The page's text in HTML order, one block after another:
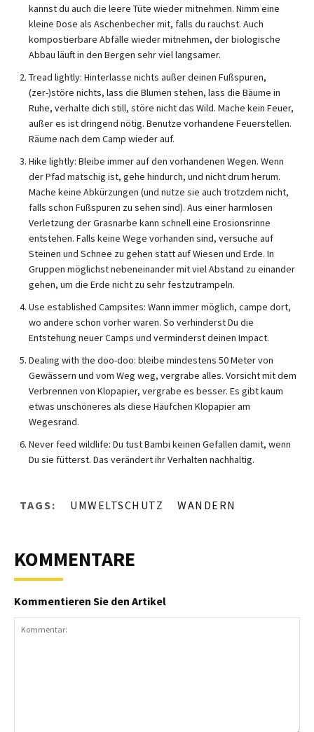
kannst du auch die leere Tüte wieder mitnehmen. Nimm eine
kleine Dose als Aschenbecher mit, falls du rauchst. Auch
kompostierbare Abfälle wieder mitnehmen, der biologische
Abbau läuft in den Bergen sehr viel langsamer.
Tread lightly: Hinterlasse nichts außer deinen Fußspuren,
(zer-)störe nichts, lass die Blumen stehen, lass die Bäume in
Ruhe, verhalte dich still, störe nicht das Wild. Mache kein Feuer,
außer es ist dringend nötig. Benutze vorhandene Feuerstellen.
Räume nach dem Camp wieder auf.
Hike lightly: Bleibe immer auf den vorhandenen Wegen. Wenn
der Pfad matschig ist, gehe hindurch, und nicht drum herum.
Mache keine Abkürzungen (und nutze sie auch trotzdem nicht,
falls schon Fußspuren zu sehen sind). Aus einer harmlosen
Verletzung der Grasnarbe kann schnell eine Erosionsrinne
entstehen. Falls keine Wege vorhanden sind, versuche auf
Steinen und Schnee zu gehen statt auf Wiesen und Erde. In
Gruppen möglichst nebeneinander mit viel Abstand zu einander
gehen, um die Erde nicht zu sehr festzutrampeln.
Use established Campsites: Wann immer möglich, campe dort,
wo andere schon vorher waren. So verhinderst Du die
Entstehung neuer Camps und verminderst deinen Impact.
Dealing with the doo-doo: bleibe mindestens 50 Meter von
Gewässern und vom Weg weg, vergrabe alles. Vorsicht mit dem
Verbrennen von Klopapier, vergrabe es besser. Es gibt kaum
etwas unschöneres als diese Häufchen Klopapier am
Wegesrand.
Never feed wildlife: Du tust Bambi keinen Gefallen damit, wenn
Du sie fütterst. Das verändert ihr Verhalten nachhaltig.
TAGS: UMWELTSCHUTZ WANDERN
KOMMENTARE
Kommentieren Sie den Artikel